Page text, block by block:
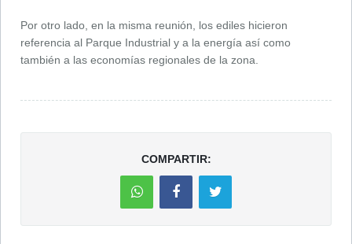
Por otro lado, en la misma reunión, los ediles hicieron
referencia al Parque Industrial y a la energía así como
también a las economías regionales de la zona.
COMPARTIR: